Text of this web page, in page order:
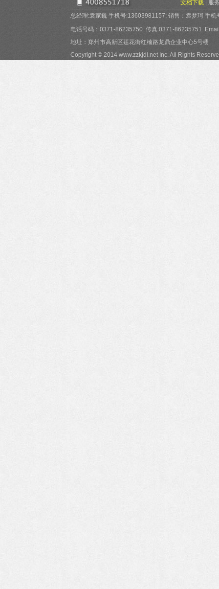
文档下载
服
总经理:袁家巍 手机号:13603981157; 销售：袁梦珂 手
电话号码：0371-86235750 传真:0371-86235751
地址：郑州市高新区莲花街红楠路龙鼎企业中心5号楼
Copyright © 2014 www.zzkjdl.net Inc. All Rights